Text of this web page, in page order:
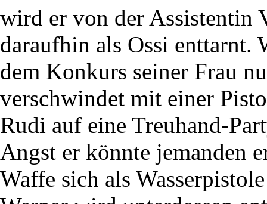
wird er von der Assistentin
daraufhin als Ossi enttarnt.
dem Konkurs seiner Frau
verschwindet mit einer
Rudi auf eine Treuhand-
Angst er könnte jemanden
Waffe sich als